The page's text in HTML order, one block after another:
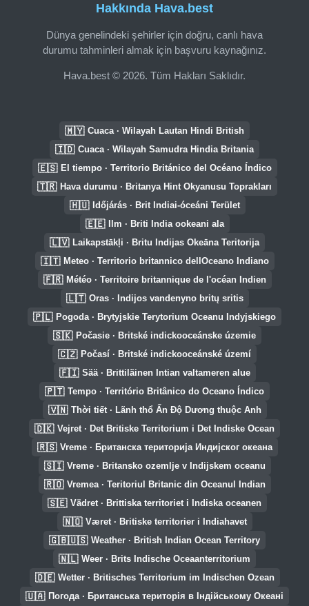
Hakkında Hava.best
Dünya genelindeki şehirler için doğru, canlı hava
durumu tahminleri almak için başvuru kaynağınız.
Hava.best © 2026. Tüm Hakları Saklıdır.
🇲🇾 Cuaca · Wilayah Lautan Hindi British
🇮🇩 Cuaca · Wilayah Samudra Hindia Britania
🇪🇸 El tiempo · Territorio Británico del Océano Índico
🇹🇷 Hava durumu · Britanya Hint Okyanusu Toprakları
🇭🇺 Időjárás · Brit Indiai-óceáni Terület
🇪🇪 Ilm · Briti India ookeani ala
🇱🇻 Laikapstākļi · Britu Indijas Okeāna Teritorija
🇮🇹 Meteo · Territorio britannico dellOceano Indiano
🇫🇷 Météo · Territoire britannique de l'océan Indien
🇱🇹 Oras · Indijos vandenyno britų sritis
🇵🇱 Pogoda · Brytyjskie Terytorium Oceanu Indyjskiego
🇸🇰 Počasie · Britské indickooceánske územie
🇨🇿 Počasí · Britské indickooceánské území
🇫🇮 Sää · Brittiläinen Intian valtameren alue
🇵🇹 Tempo · Território Britânico do Oceano Índico
🇻🇳 Thời tiết · Lãnh thổ Ấn Độ Dương thuộc Anh
🇩🇰 Vejret · Det Britiske Territorium i Det Indiske Ocean
🇷🇸 Vreme · Британска територија Индијског океана
🇸🇮 Vreme · Britansko ozemlje v Indijskem oceanu
🇷🇴 Vremea · Teritoriul Britanic din Oceanul Indian
🇸🇪 Vädret · Brittiska territoriet i Indiska oceanen
🇳🇴 Været · Britiske territorier i Indiahavet
🇬🇧🇺🇸 Weather · British Indian Ocean Territory
🇳🇱 Weer · Brits Indische Oceaanterritorium
🇩🇪 Wetter · Britisches Territorium im Indischen Ozean
🇺🇦 Погода · Британська територія в Індійському Океані